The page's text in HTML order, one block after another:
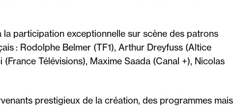
la participation exceptionnelle sur scène des patrons
: Rodolphe Belmer (TF1), Arthur Dreyfuss (Altice
Télévisions), Maxime Saada (Canal +), Nicolas
prestigieux de la création, des programmes mais